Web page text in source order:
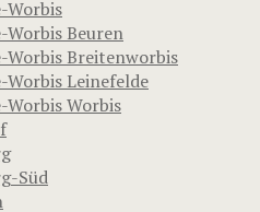
Worbis
Beuren
Worbis Breitenworbis
Leinefelde
Worbis
Süd